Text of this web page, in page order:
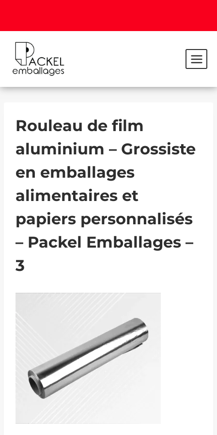
Rouleau de film
aluminium – Grossiste
en emballages
alimentaires et
papiers personnalisés
– Packel Emballages –
3